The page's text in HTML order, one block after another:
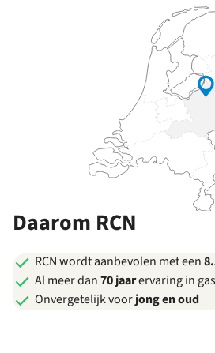
Daarom RCN
RCN wordt aanbevolen met een
Al meer dan70 jaarervaring in
Onvergetelijk voorjong en oud